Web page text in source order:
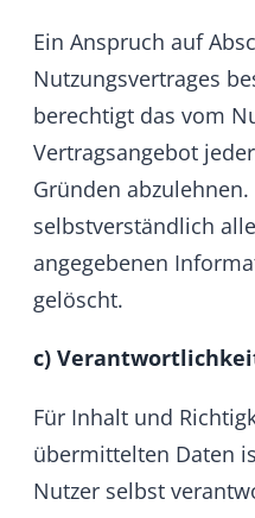
Nutzer selbst
Der Nutzer verpflichtet
von HumHub zur
Services keine Daten zu
freizugeben oder auf
Nutzern oder Dritten zur
deren Inhalte Rechte
gegen bestehende
Der Nutzer ist selbst für
seines Passworts
bedeutet, dass er sein
Zugang geheim halten
Dritte duldet oder